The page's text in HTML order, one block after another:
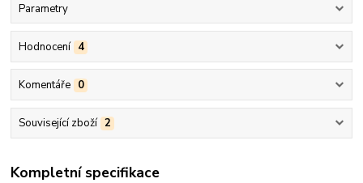
Parametry
Hodnocení 4
Komentáře 0
Související zboží 2
Kompletní specifikace